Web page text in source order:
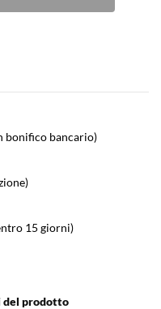
bonifico bancario)
15 giorni)
del prodotto